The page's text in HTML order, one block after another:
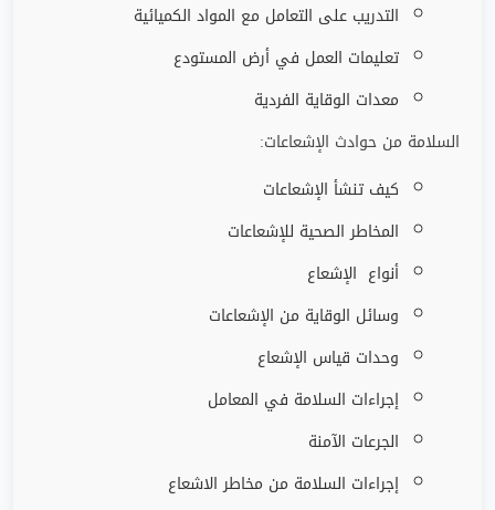
التدريب على التعامل مع المواد الكميائية
تعليمات العمل في أرض المستودع
معدات الوقاية الفردية
السلامة من حوادث الإشعاعات:
كيف تنشأ الإشعاعات
المخاطر الصحية للإشعاعات
أنواع الإشعاع
وسائل الوقاية من الإشعاعات
وحدات قياس الإشعاع
إجراءات السلامة في المعامل
الجرعات الآمنة
إجراءات السلامة من مخاطر الاشعاع